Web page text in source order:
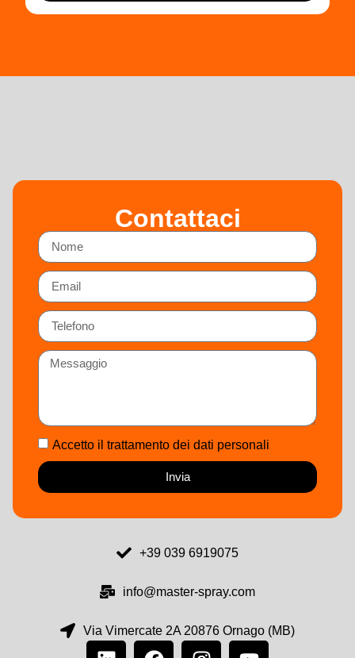
Contattaci
Accetto il trattamento dei dati personali
Invia
+39 039 6919075
info@master-spray.com
Via Vimercate 2A 20876 Ornago (MB)